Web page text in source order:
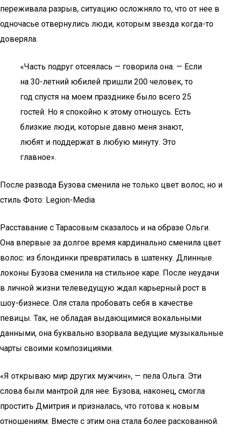
переживала разрыв, ситуацию осложняло то, что от нее в
одночасье отвернулись люди, которым звезда когда-то
доверяла.
«Часть подруг отсеялась — говорила она. — Если
на 30-летний юбилей пришли 200 человек, то
год спустя на моем празднике было всего 25
гостей. Но я спокойно к этому отношусь. Есть
близкие люди, которые давно меня знают,
любят и поддержат в любую минуту. Это
главное».
После развода Бузова сменила не только цвет волос, но и
стиль Фото: Legion-Media
Расставание с Тарасовым сказалось и на образе Ольги.
Она впервые за долгое время кардинально сменила цвет
волос: из блондинки превратилась в шатенку. Длинные
локоны Бузова сменила на стильное каре. После неудачи
в личной жизни телеведущую ждал карьерный рост в
шоу-бизнесе. Оля стала пробовать себя в качестве
певицы. Так, не обладая выдающимися вокальными
данными, она буквально взорвала ведущие музыкальные
чарты своими композициями.
«Я открываю мир других мужчин», — пела Ольга. Эти
слова были мантрой для нее. Бузова, наконец, смогла
простить Дмитрия и призналась, что готова к новым
отношениям. Вместе с этим она стала более раскованной.